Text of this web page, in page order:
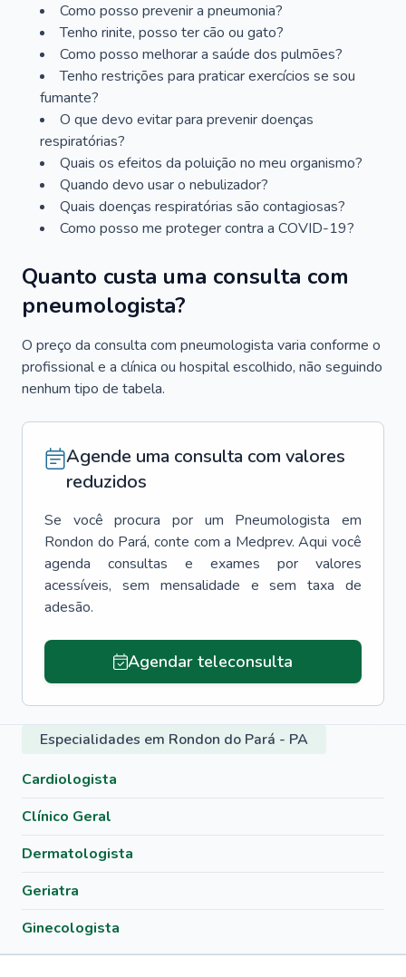
Como posso prevenir a pneumonia?
Tenho rinite, posso ter cão ou gato?
Como posso melhorar a saúde dos pulmões?
Tenho restrições para praticar exercícios se sou
fumante?
O que devo evitar para prevenir doenças
respiratórias?
Quais os efeitos da poluição no meu organismo?
Quando devo usar o nebulizador?
Quais doenças respiratórias são contagiosas?
Como posso me proteger contra a COVID-19?
Quanto custa uma consulta com
pneumologista?
O preço da consulta com pneumologista varia conforme o
profissional e a clínica ou hospital escolhido, não seguindo
nenhum tipo de tabela.
Agende uma consulta com valores
reduzidos
Se você procura por um Pneumologista
em
Rondon do Pará, conte com a Medprev. Aqui você
agenda consultas e exames por valores
acessíveis, sem mensalidade e sem taxa de
adesão.
Agendar teleconsulta
Especialidades em Rondon do Pará - PA
Cardiologista
Clínico Geral
Dermatologista
Geriatra
Ginecologista